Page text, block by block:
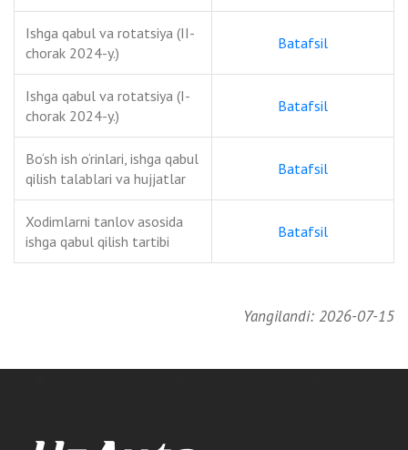
Ishga qabul va rotatsiya (II-
chorak 2024-y.)
Batafsil
Ishga qabul va rotatsiya (I-
chorak 2024-y.)
Batafsil
Bo‘sh ish o‘rinlari, ishga qabul
qilish talablari va hujjatlar
Batafsil
Xodimlarni tanlov asosida
ishga qabul qilish tartibi
Batafsil
Yangilandi: 2026-07-15